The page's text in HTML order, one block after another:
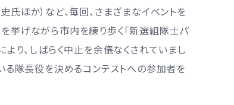
氏ほか）など、毎回、さまざまなイベントを
挙げながら市内を練り歩く「新選組隊士パ
より、しばらく中止を余儀なくされていまし
る隊長役を決めるコンテストへの参加者を